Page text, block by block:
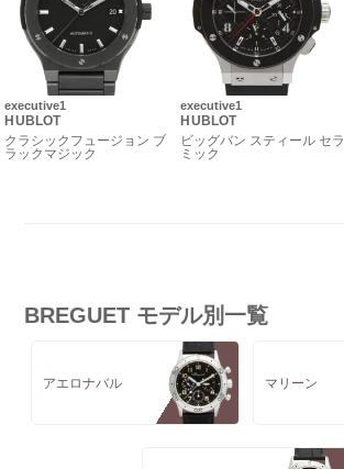
executive1
HUBLOT
クラシックフュージョン ブ
ラックマジック
executive1
HUBLOT
ビッグバン スティール セラ
ミック
BREGUET モデル別一覧
アエロナバル マリーン